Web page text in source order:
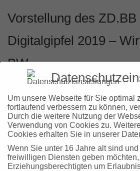
Vorstellung des ZD.BB
Digitalgipfel 2019 –
BW
​Zweiter „Digitalgipfel – Wirtschaft
mit dem Schwerpunkt „Künstliche
Baden-Württemberg“
Dr. Claus Hoffmann stellte
Gräter von der LGI Logistics Group
Um unsere Webseite für Sie optimal
fortlaufend verbessern zu können,
Durch die weitere Nutzung der
Verwendung von Cookies zu.
Cookies erhalten Sie in unserer
Wenn Sie unter 16 Jahre alt sind
freiwilligen Diensten geben
Erziehungsberechtigten um